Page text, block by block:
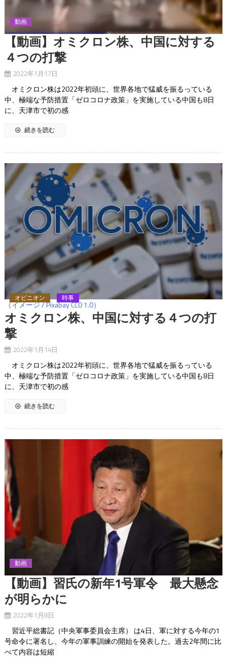
動画
【動画】オミクロン株、中国に対する
４つの打撃
2022年1月17日
オミクロン株は2022年初頭に、世界各地で猛威を振るっている
中、極端な予防措置「ゼロコロナ政策」を実施している中国も8日
に、天津市で初の感
続きを読む
（イメージ / Pixabay CC0 1.0）
オピニオン 時事
オミクロン株、中国に対する４つの打
撃
2022年1月14日
オミクロン株は2022年初頭に、世界各地で猛威を振るっている
中、極端な予防措置「ゼロコロナ政策」を実施している中国も8日
に、天津市で初の感
続きを読む
動画
【動画】習氏の新年1号軍令 最大懸念
が明らかに
2022年1月8日
習近平総書記（中央軍事委員会主席） は4日、軍に対する今年の1
号命令に署名し、今年の軍事訓練の開始を発表した。過去2年間に比
べて内容は短縮